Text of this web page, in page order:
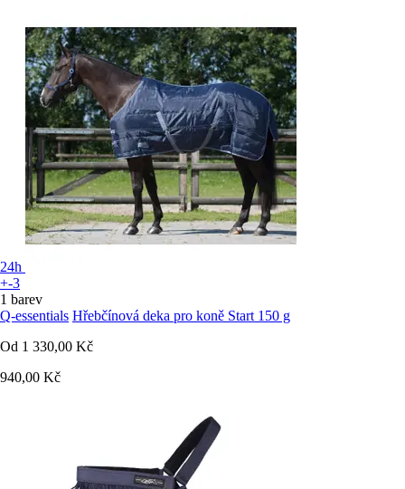
24h
+-3
1 barev
Q-essentials Hřebčínová deka pro koně Start 150 g
Od 1 330,00 Kč
940,00 Kč